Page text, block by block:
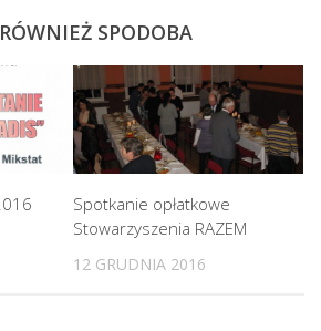
SPODOBA
Spotkanie opłatkowe
Stowarzyszenia RAZEM
12 GRUDNIA 2016